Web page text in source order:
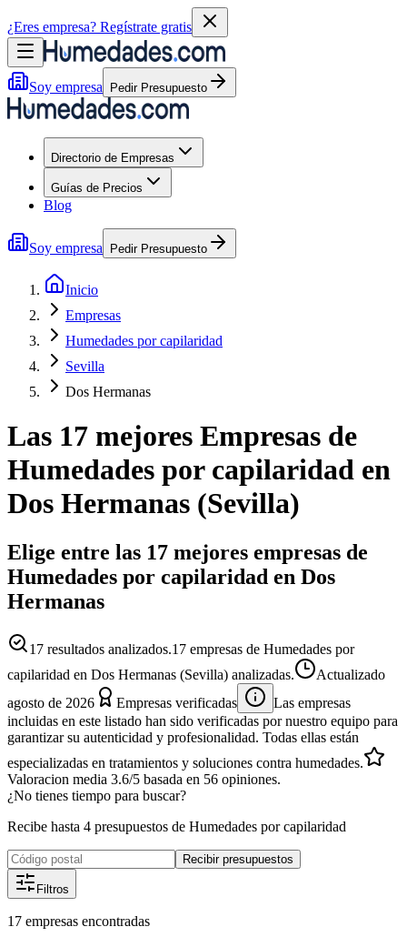
¿Eres empresa? Regístrate gratis
Soy empresa Pedir Presupuesto
Directorio de Empresas
Guías de Precios
Blog
Soy empresa Pedir Presupuesto
Inicio
Empresas
Humedades por capilaridad
Sevilla
Dos Hermanas
Las 17 mejores Empresas de
Humedades por capilaridad en
Dos Hermanas (Sevilla)
Elige entre las 17 mejores empresas de
Humedades por capilaridad en Dos
Hermanas
17 resultados analizados.17 empresas de Humedades por
capilaridad en Dos Hermanas (Sevilla) analizadas.
Actualizado
agosto de 2026
Empresas verificadas
Las empresas
incluidas en este listado han sido verificadas por nuestro equipo para
garantizar su autenticidad y profesionalidad. Todas ellas están
especializadas en tratamientos y soluciones contra humedades.
Valoracion media 3.6/5 basada en 56 opiniones.
¿No tienes tiempo para buscar?
Recibe hasta 4 presupuestos de Humedades por capilaridad
Recibir presupuestos
Filtros
17 empresas encontradas